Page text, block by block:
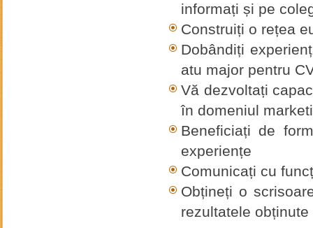
informați și pe
Construiți o rețea
Dobândiți
atu major pentru
Vă dezvoltați
în domeniul
Beneficiați de
experiențe
Comunicați cu
Obțineți o
rezultatele obținute